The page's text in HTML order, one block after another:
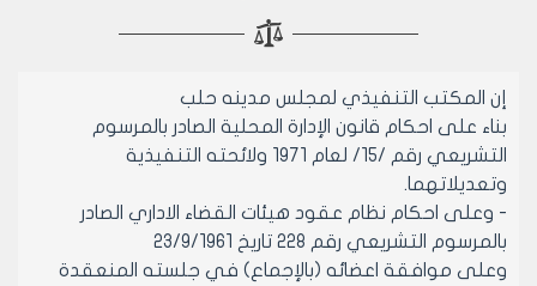
إن المكتب التنفيذي لمجلس مدينه حلب
بناء على احكام قانون الإدارة المحلية الصادر بالمرسوم
التشريعي رقم /15/ لعام 1971 ولائحته التنفيذية
وتعديلاتهما.
- وعلى احكام نظام عقود هيئات القضاء الاداري الصادر
بالمرسوم التشريعي رقم 228 تاريخ 23/9/1961
وعلى موافقة اعضائه (بالإجماع) في جلسته المنعقدة